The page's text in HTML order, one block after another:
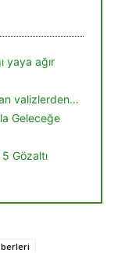
yaya ağır
valizlerden…
Geleceğe
Gözaltı